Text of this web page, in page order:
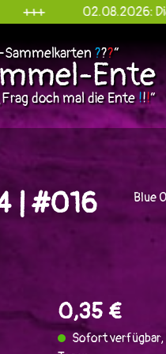
02.08.2026: Die
Sammelkarten ???“
Ente
doch mal die Ente!!!“
| #016
Blue
0,35 €
Sofort